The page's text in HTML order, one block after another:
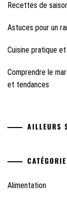
Recettes de
Astuces pour un
Cuisine pratique
Comprendre le
et tendances
AILLEURS
Alimentation